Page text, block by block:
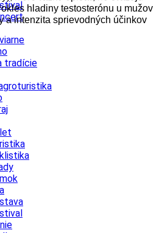
tradície
hladiny testosterónu u mužov
a intenzita sprievodných účinkov